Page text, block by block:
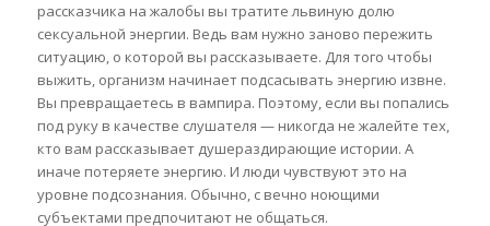
рассказчика на жалобы вы тратите львиную долю
сексуальной энергии. Ведь вам нужно заново пережить
ситуацию, о которой вы рассказываете. Для того чтобы
выжить, организм начинает подсасывать энергию извне.
Вы превращаетесь в вампира. Поэтому, если вы попались
под руку в качестве слушателя — никогда не жалейте тех,
кто вам рассказывает душераздирающие истории. А
иначе потеряете энергию. И люди чувствуют это на
уровне подсознания. Обычно, с вечно ноющими
субъектами предпочитают не общаться.